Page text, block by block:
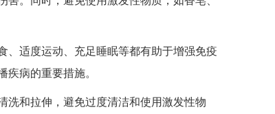
适度运动、充足睡眠等都有助于增强免疫
病的重要措施。
和拉伸，避免过度清洁和使用激发性物